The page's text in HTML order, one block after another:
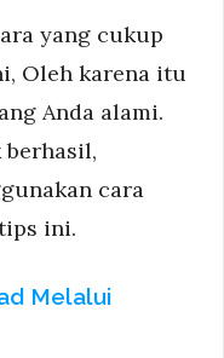
yang cukup
Oleh karena itu
Anda alami.
cara
ini.
Melalui